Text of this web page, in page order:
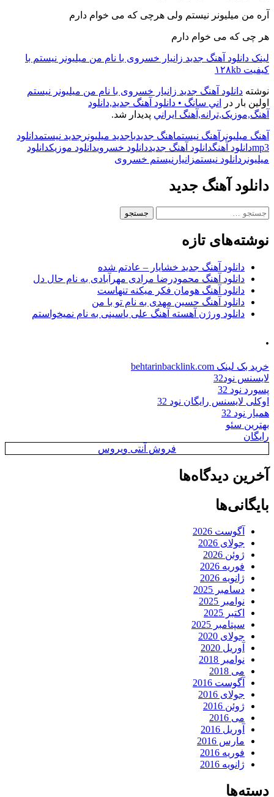
آره من میلیونر نیستم ولی هرچی که می خوام دارم
هر چی که می خوام دارم
لینک دانلود آهنگ جدید زانیار خسروی با نام من میلیونر نیستم با
کیفیت ۱۲۸kb
نوشته دانلود آهنگ جدید زانیار خسروی با نام من میلیونر نیستم
اولین بار در
اني سانگ • دانلود آهنگ جديد,دانلود
آهنگ,موزيک,ترانه,آهنگ ايراني پدیدار شد.
آهنگ میلیونر آهنگ نیستماهنگ جدیدباجدید میلیونر جدید نیستمدانلود
mp3دانلود آهنگدانلود آهنگ جدیددانلود خسرویدانلود موزیکدانلود
میلیونر دانلود نیستمزانیار نیستم خسروی
دانلود آهنگ جدید
جستجو
نوشته‌های تازه
دانلود آهنگ جدید خشایار – عادتم شده
دانلود آهنگ محمودرضا مرادی مهرآبادی به نام حال دل
دانلود آهنگ هومان فکر میکنه تنهاست
دانلود آهنگ حسین مهدی به نام تو با من
دانلود ورژن آهسته آهنگ علی یاسینی به نام نمیخواستم
.
خرید بک لینک behtarinbacklink.com
لایسنس نود32
پسورد نود 32
اوکلی لایسنس رایگان نود 32
همیار نود 32
بهترین سئو
رایگان
فروش آنتی ویروس
آخرین دیدگاه‌ها
بایگانی‌ها
آگوست 2026
جولای 2026
ژوئن 2026
فوریه 2026
ژانویه 2026
دسامبر 2025
نوامبر 2025
اکتبر 2025
سپتامبر 2025
جولای 2020
آوریل 2020
نوامبر 2018
می 2018
آگوست 2016
جولای 2016
ژوئن 2016
می 2016
آوریل 2016
مارس 2016
فوریه 2016
ژانویه 2016
دسته‌ها